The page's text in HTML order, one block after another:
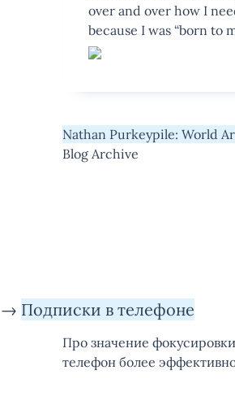
over and over how I
because I was “born to
Nathan Purkeypile: World
Blog Archive
→ Подписки в телефоне
Про значение
телефон более